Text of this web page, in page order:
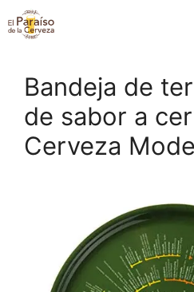
Saltar
al
Bandeja de
de sabor a
Cerveza